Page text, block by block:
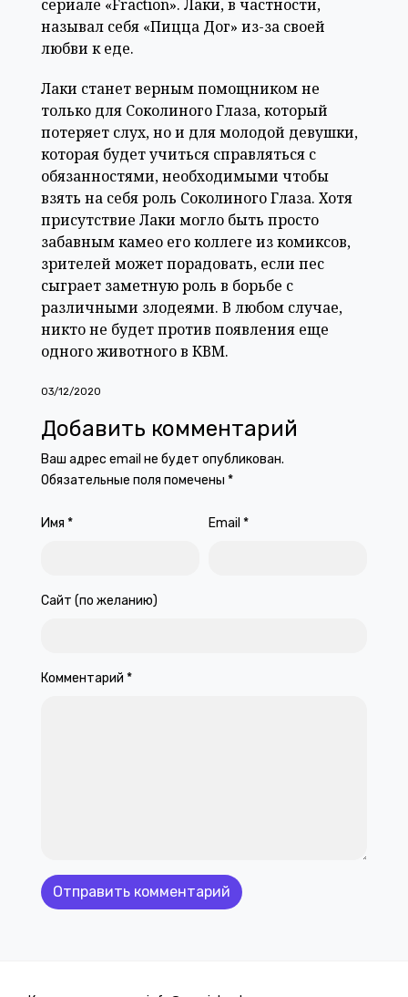
сериале «Fraction». Лаки, в частности,
называл себя «Пицца Дог» из-за своей
любви к еде.
Лаки станет верным помощником не
только для Соколиного Глаза, который
потеряет слух, но и для молодой девушки,
которая будет учиться справляться с
обязанностями, необходимыми чтобы
взять на себя роль Соколиного Глаза. Хотя
присутствие Лаки могло быть просто
забавным камео его коллеге из комиксов,
зрителей может порадовать, если пес
сыграет заметную роль в борьбе с
различными злодеями. В любом случае,
никто не будет против появления еще
одного животного в КВМ.
03/12/2020
Добавить комментарий
Ваш адрес email не будет опубликован.
Обязательные поля помечены *
Имя * Email *
Сайт (по желанию)
Комментарий *